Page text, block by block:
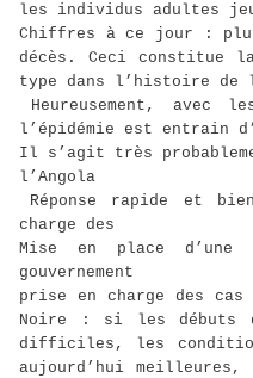
les individus adultes
Chiffres à ce jour :
décès. Ceci constitue
type dans l’histoire de
Heureusement, avec
l’épidémie est entrain
Il s’agit très
l’Angola
Réponse rapide et
charge des
Mise en place
gouvernement
prise en charge des
Noire : si les débuts
difficiles, les
aujourd’hui meilleures,